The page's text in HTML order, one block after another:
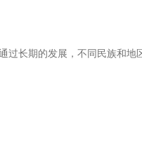
过长期的发展，不同民族和地